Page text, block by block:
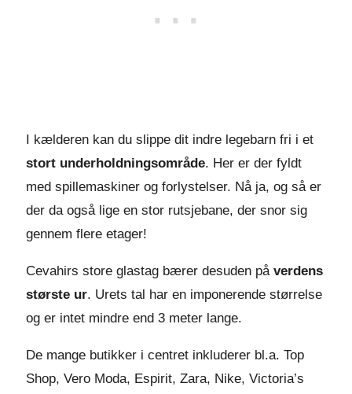
I kælderen kan du slippe dit indre legebarn fri i et
stort underholdningsområde. Her er der fyldt
med spillemaskiner og forlystelser. Nå ja, og så er
der da også lige en stor rutsjebane, der snor sig
gennem flere etager!
Cevahirs store glastag bærer desuden på verdens
største ur. Urets tal har en imponerende størrelse
og er intet mindre end 3 meter lange.
De mange butikker i centret inkluderer bl.a. Top
Shop, Vero Moda, Espirit, Zara, Nike, Victoria’s